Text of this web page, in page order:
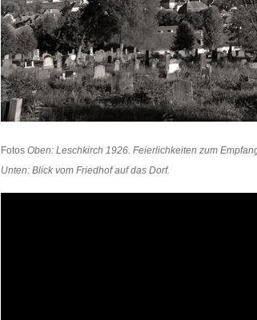
Fotos Oben: Leschkirch 1926. Feierlichkeiten zum
Unten: Blick vom Friedhof auf das Dorf.